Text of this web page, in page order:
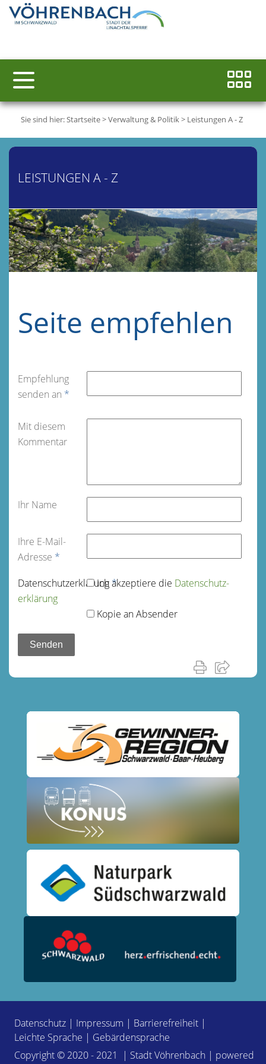
Sie sind hier:Startseite>Verwaltung & Politik> Leistungen A - Z
LEISTUNGEN A - Z
Seite empfehlen
Empfehlung
senden an *
Mit diesem
Kommentar
Ihr Name
Ihre E-Mail-
Adresse *
Datenschutz­erklärung*
Ich akzeptiere die Datenschutz­
erklärung
Kopie an Absender
Datenschutz | Impressum | Barrierefreiheit |
Leichte Sprache | Gebärdensprache
Copyright © 2020 - 2021 | Stadt Vöhrenbach | powered